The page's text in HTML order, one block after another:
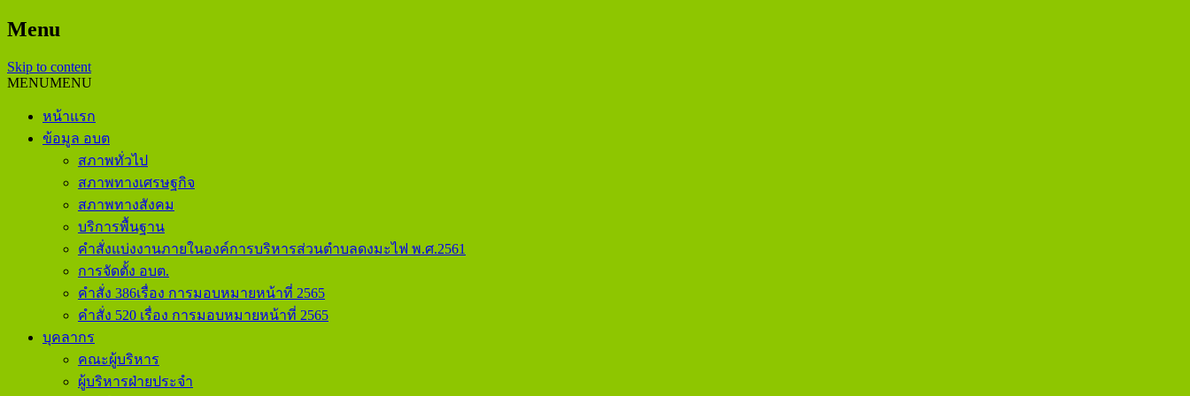
Menu
Skip to content
MENUMENU
หน้าแรก
ข้อมูล อบต
สภาพทั่วไป
สภาพทางเศรษฐกิจ
สภาพทางสังคม
บริการพื้นฐาน
คำสั่งแบ่งงานภายในองค์การบริหารส่วนตำบลดงมะไฟ พ.ศ.2561
การจัดตั้ง อบต.
คำสั่ง 386เรื่อง การมอบหมายหน้าที่ 2565
คำสั่ง 520 เรื่อง การมอบหมายหน้าที่ 2565
บุคลากร
คณะผู้บริหาร
ผู้บริหารฝ่ายประจำ